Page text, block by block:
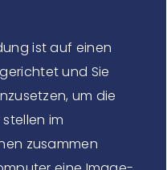
ist auf einen
und Sie
um die
im
zusammen